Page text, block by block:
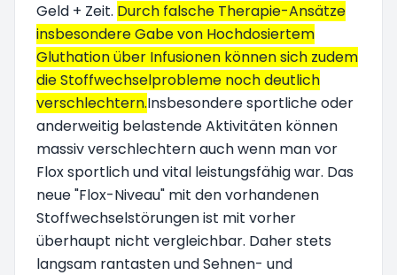
Geld + Zeit. Durch falsche Therapie-Ansätze
insbesondere Gabe von Hochdosiertem
Gluthation über Infusionen können sich zudem
die Stoffwechselprobleme noch deutlich
verschlechtern.Insbesondere sportliche oder
anderweitig belastende Aktivitäten können
massiv verschlechtern auch wenn man vor
Flox sportlich und vital leistungsfähig war. Das
neue "Flox-Niveau" mit den vorhandenen
Stoffwechselstörungen ist mit vorher
überhaupt nicht vergleichbar. Daher stets
langsam rantasten und Sehnen- und